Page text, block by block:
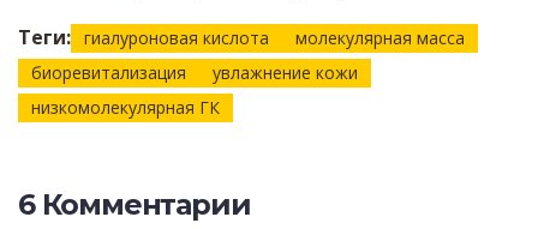
Теги: гиалуроновая кислота
молекулярная масса
биоревитализация
увлажнение кожи
низкомолекулярная ГК
6 Комментарии